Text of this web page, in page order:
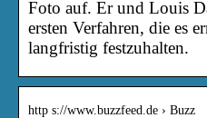
Foto auf. Er und Louis
ersten Verfahren, die es
langfristig festzuhalten.
http s://www.buzzfeed.de › Buzz